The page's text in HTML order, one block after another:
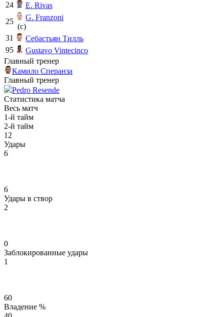
24
E. Rivas
25
G. Franzoni
(c)
31
Себастьян Тилль
95
Gustavo Vintecinco
Главный тренер
Камило Сперанза
Главный тренер
Pedro Resende
Статистика матча
Весь матч
1-й тайм
2-й тайм
12
Удары
6
6
Удары в створ
2
0
Заблокированные удары
1
60
Владение %